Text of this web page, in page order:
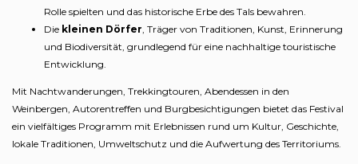
Rolle spielten und das historische Erbe des Tals bewahren.
Die kleinen Dörfer , Träger von Traditionen, Kunst, Erinnerung
und Biodiversität, grundlegend für eine nachhaltige touristische
Entwicklung.
Mit Nachtwanderungen, Trekkingtouren, Abendessen in den
Weinbergen, Autorentreffen und Burgbesichtigungen bietet das Festival
ein vielfältiges Programm mit Erlebnissen rund um Kultur, Geschichte,
lokale Traditionen, Umweltschutz und die Aufwertung des Territoriums.